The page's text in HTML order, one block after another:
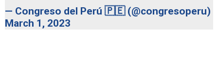
— Congreso del Perú 🇵🇪 (@congresoperu)
March 1, 2023